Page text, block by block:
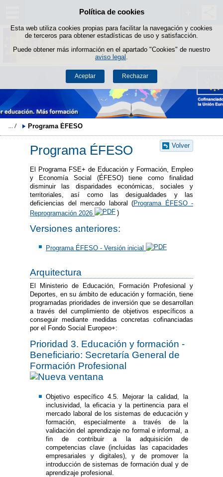
Política de cookies
Esta web utiliza cookies propias para facilitar la navegación y cookies
de terceros para obtener estadísticas de uso y satisfacción.
Puede obtener más información en el apartado "Cookies" de nuestro
aviso legal
Aceptar Rechazar
Saltar al contenido
Programa ÉFESO
Volver
Programa ÉFESO
El Programa FSE+ de Educación y Formación, Empleo
y Economía Social (ÉFESO) tiene como finalidad
disminuir las disparidades económicas, sociales y
territoriales, así como las desigualdades y las
deficiencias del mercado laboral (Programa ÉFESO -
Reprogramación 2026
)
Versiones anteriores:
Programa ÉFESO - Versión inicial
Arquitectura
El Ministerio de Educación, Formación Profesional y
Deportes, en su ámbito de educación y formación, tiene
programadas prioridades de inversión que se desarrollan
a través del cumplimiento de objetivos específicos a
conseguir mediante medidas concretas cofinanciadas
por el Fondo Social Europeo+:
Prioridad 3. Educación y formación -
Beneficiario: Secretaría General de
Formación Profesional
Objetivo específico 4.5. Mejorar la calidad, la
inclusividad, la eficacia y la pertinencia para el
mercado laboral de los sistemas de educación y
formación, especialmente a través de la
validación del aprendizaje no formal e informal, a
fin de contribuir a la adquisición de
competencias clave (incluidas las capacidades
empresariales y digitales), y de promover la
introducción de sistemas de formación dual y de
aprendizaje profesional.